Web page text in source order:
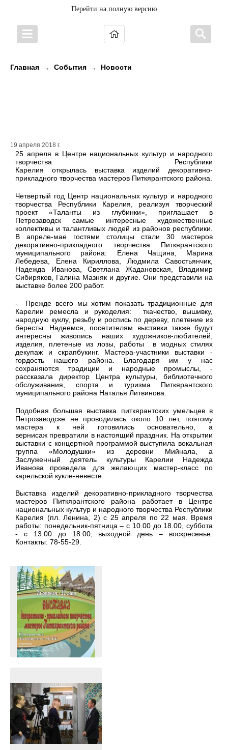
Перейти на полную версию
Главная → События → Новости
19 апреля 2018 г.
25 апреля в Центре национальных культур и народного
творчества Республики
Карелия открылась выставка изделий декоративно-
прикладного творчества мастеров Питкярантского района.
Четвертый год Центр национальных культур и народного
творчества Республики Карелия, реализуя творческий
проект «Таланты из глубинки», приглашает в
Петрозаводск самые интересные художественные
коллективы и талантливых людей из районов республики.
В апреле-мае гостями столицы стали 30 мастеров
декоративно-прикладного творчества Питкярантского
муниципального района: Елена Чащина, Марина
Лебедева, Елена Кириллова, Людмила Савостьянчик,
Надежда Иванова, Светлана Жадановская, Владимир
Сибиряков, Галина Мазняк и другие. Они представили на
выставке более 200 работ.
- Прежде всего мы хотим показать традиционные для
Карелии ремесла и рукоделия: ткачество, вышивку,
народную куклу, резьбу и роспись по дереву, плетение из
бересты. Надеемся, посетителям выставки также будут
интересны живопись наших художников-любителей,
изделия, плетеные из лозы, работы в модных стилях
декупаж и скрапбукинг. Мастера-участники выставки -
гордость нашего района. Благодаря им у нас
сохраняются традиции и народные промыслы, -
рассказала директор Центра культуры, библиотечного
обслуживания, спорта и туризма Питкярантского
муниципального района Наталья Литвинова.
Подобная большая выставка питкярантских умельцев в
Петрозаводске не проводилась около 10 лет, поэтому
мастера к ней готовились основательно, а
вернисаж превратили в настоящий праздник. На открытии
выставки с концертной программой выступила вокальная
группа «Молодушки» из деревни Мийнала, а
Заслуженный деятель культуры Карелии Надежда
Иванова проведела для желающих мастер-класс по
карельской кукле-невесте.
Выставка изделий декоративно-прикладного творчества
мастеров Питкярантского района работает в Центре
национальных культур и народного творчества Республики
Карелия (пл. Ленина, 2) с 25 апреля по 22 мая. Время
работы: понедельник-пятница – с 10.00 до 18.00, суббота
- с 13.00 до 18.00, выходной день – воскресенье.
Контакты: 78-55-29.